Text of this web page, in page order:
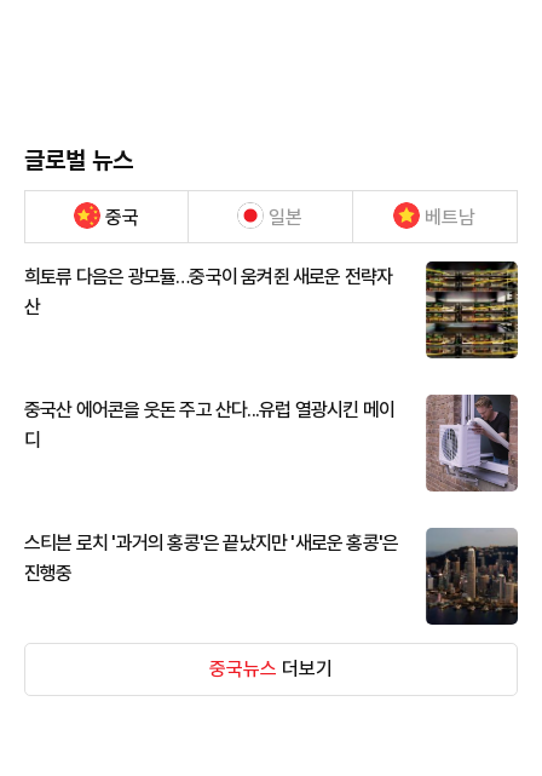
글로벌 뉴스
중국 일본 베트남
희토류 다음은 광모듈…중국이 움켜쥔 새로운 전략자
산
중국산 에어콘을 웃돈 주고 산다...유럽 열광시킨 메이
디
스티븐 로치 '과거의 홍콩'은 끝났지만 '새로운 홍콩'은
진행중
중국뉴스 더보기